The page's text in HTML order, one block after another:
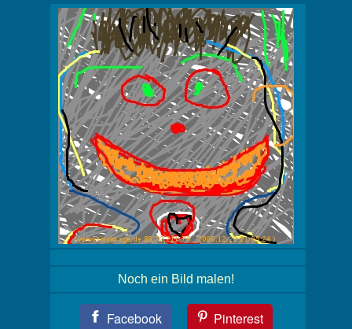
Noch ein Bild malen!
Facebook Pinterest